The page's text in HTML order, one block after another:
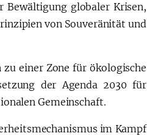
Bewältigung globaler Krisen,
von Souveränität und
einer Zone für ökologische
der Agenda 2030 für
Gemeinschaft.
im Kampf